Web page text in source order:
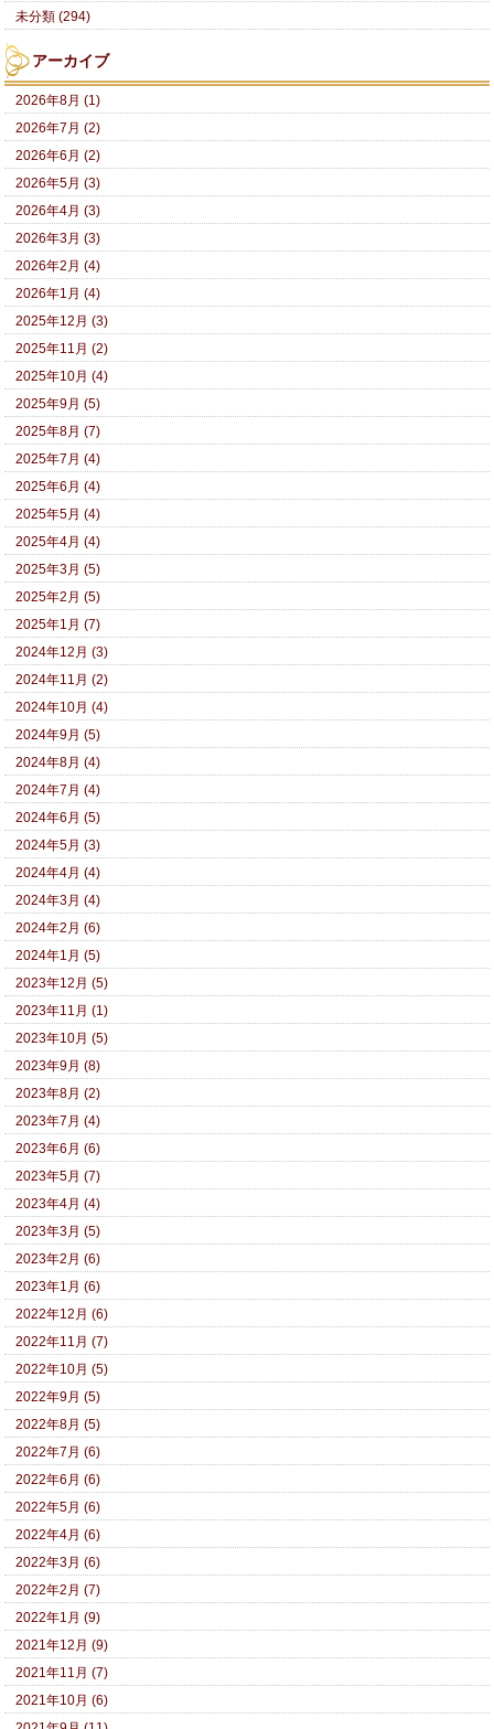
未分類 (294)
アーカイブ
2026年8月 (1)
2026年7月 (2)
2026年6月 (2)
2026年5月 (3)
2026年4月 (3)
2026年3月 (3)
2026年2月 (4)
2026年1月 (4)
2025年12月 (3)
2025年11月 (2)
2025年10月 (4)
2025年9月 (5)
2025年8月 (7)
2025年7月 (4)
2025年6月 (4)
2025年5月 (4)
2025年4月 (4)
2025年3月 (5)
2025年2月 (5)
2025年1月 (7)
2024年12月 (3)
2024年11月 (2)
2024年10月 (4)
2024年9月 (5)
2024年8月 (4)
2024年7月 (4)
2024年6月 (5)
2024年5月 (3)
2024年4月 (4)
2024年3月 (4)
2024年2月 (6)
2024年1月 (5)
2023年12月 (5)
2023年11月 (1)
2023年10月 (5)
2023年9月 (8)
2023年8月 (2)
2023年7月 (4)
2023年6月 (6)
2023年5月 (7)
2023年4月 (4)
2023年3月 (5)
2023年2月 (6)
2023年1月 (6)
2022年12月 (6)
2022年11月 (7)
2022年10月 (5)
2022年9月 (5)
2022年8月 (5)
2022年7月 (6)
2022年6月 (6)
2022年5月 (6)
2022年4月 (6)
2022年3月 (6)
2022年2月 (7)
2022年1月 (9)
2021年12月 (9)
2021年11月 (7)
2021年10月 (6)